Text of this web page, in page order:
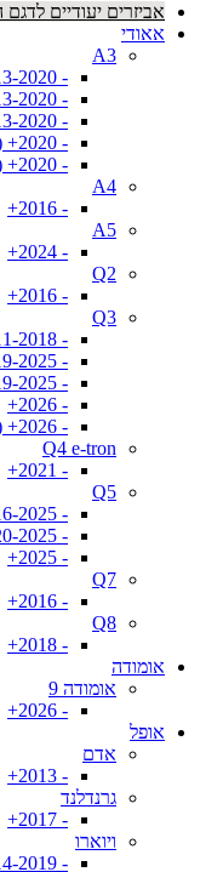
אביזרים יעודיים
אאודי
A3
- 2013-2020 (3 דלתות)
- 2013-2020 (סדאן)
- 2013-2020 (ספורטבק)
- 2020+ (סדאן)
- 2020+ (ספורטבק)
A4
- 2016+
A5
- 2024+
Q2
- 2016+
Q3
- 2011-2018
- 2019-2025
- 2019-2025 (ספורטבק)
- 2026+
- 2026+ (ספורטבק)
Q4 e-tron
- 2021+
Q5
- 2016-2025
- 2020-2025 (ספורטבק)
- 2025+
Q7
- 2016+
Q8
- 2018+
אומודה
אומודה 9
- 2026+
אופל
אדם
- 2013+
גרנדלנד
- 2017+
ויוארו
- 2014-2019